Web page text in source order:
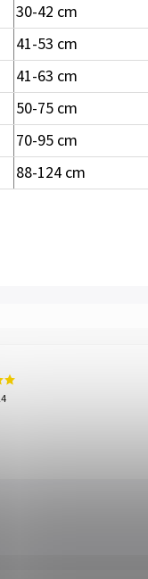
30-42 cm
41-53 cm
41-63 cm
50-75 cm
70-95 cm
88-124 cm